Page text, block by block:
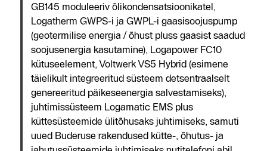
GB145 moduleeriv õlikondensatsioonikatel,
Logatherm GWPS-i ja GWPL-i gaasisoojuspump
(geotermilise energia / õhust pluss gaasist saadud
soojusenergia kasutamine), Logapower FC10
kütuseelement, Voltwerk VS5 Hybrid (esimene
täielikult integreeritud süsteem detsentraalselt
genereeritud päikeseenergia salvestamiseks),
juhtimissüsteem Logamatic EMS plus
küttesüsteemide ülitõhusaks juhtimiseks, samuti
uued Buderuse rakendused kütte-, õhutus- ja